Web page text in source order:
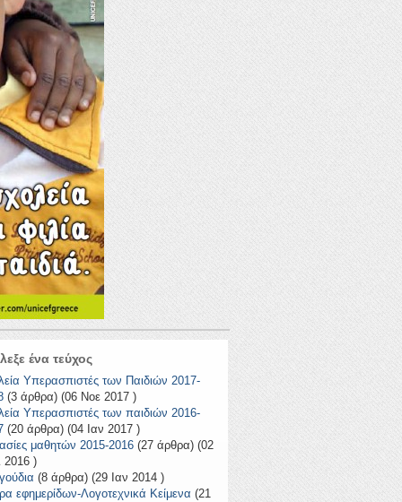
ένα τεύχος
Υπερασπιστές των Παιδιών 2017-
(3 άρθρα) (06 Νοε 2017 )
Υπερασπιστές των παιδιών 2016-
(20 άρθρα) (04 Ιαν 2017 )
μαθητών 2015-2016 (27 άρθρα) (02
2016 )
(8 άρθρα) (29 Ιαν 2014 )
εφημερίδων-Λογοτεχνικά Κείμενα (21